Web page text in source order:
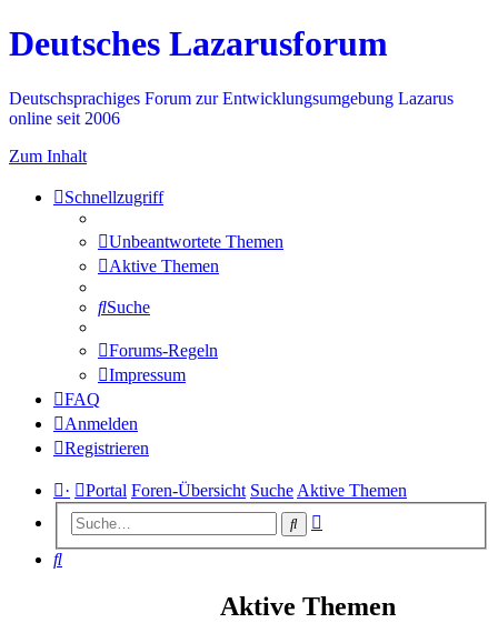
Deutsches Lazarusforum
Deutschsprachiges Forum zur Entwicklungsumgebung Lazarus
online seit 2006
Zum Inhalt
Schnellzugriff
Unbeantwortete Themen
Aktive Themen
Suche
Forums-Regeln
Impressum
FAQ
Anmelden
Registrieren
· Portal Foren-Übersicht Suche Aktive Themen
Suche
Suche
Aktive Themen